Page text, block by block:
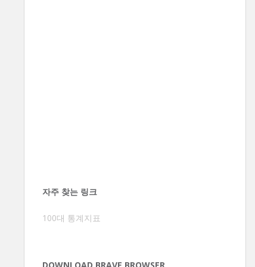
자주 찾는 링크
100대 통계지표